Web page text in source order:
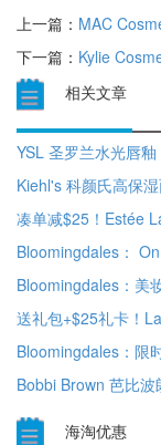
上一篇： MAC
下一篇： Kylie
相关文章
YSL 圣罗兰水光唇
Bloomingdales：
海淘优惠